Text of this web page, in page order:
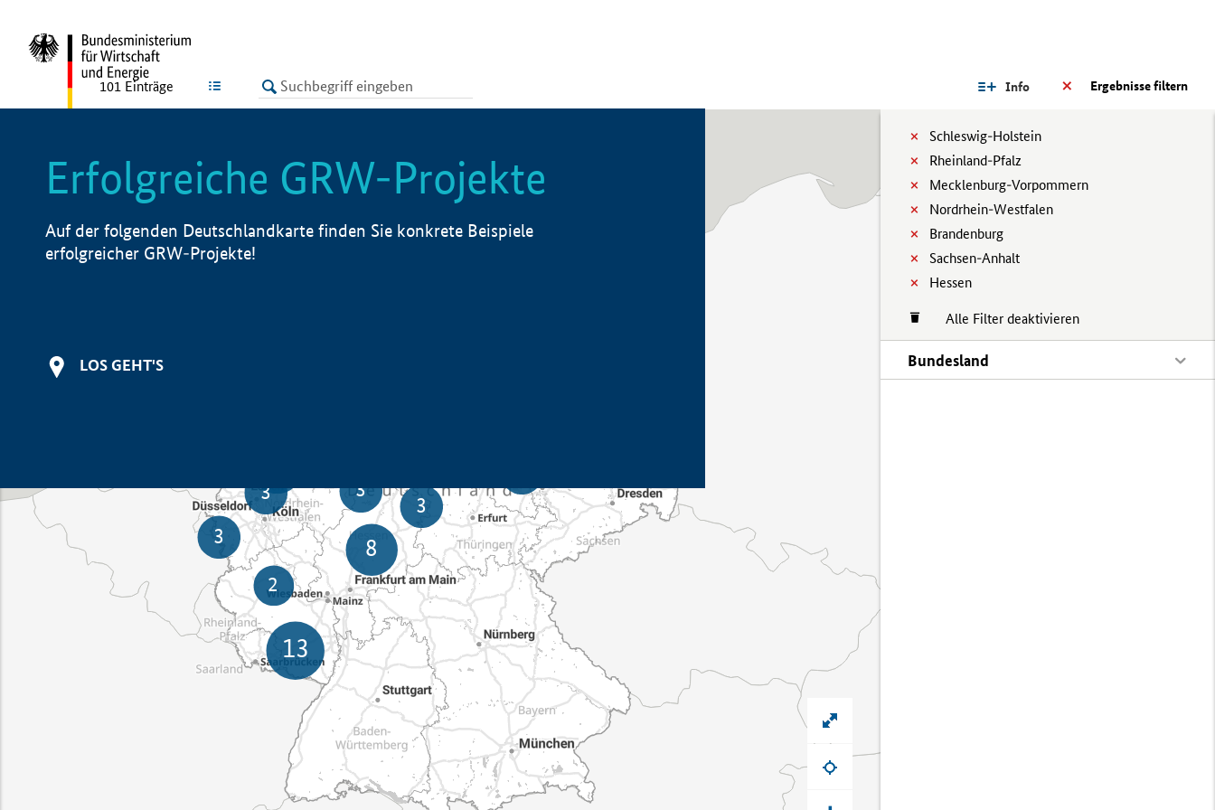
LISTE Ergebnisse filtern
Info
Schleswig-Holstein
Rheinland-Pfalz
Mecklenburg-Vorpommern
Nordrhein-Westfalen
Brandenburg
Sachsen-Anhalt
Hessen
Alle Filter deaktivieren
Bundesland
101 Einträge
Erfolgreiche GRW-Projekte
Auf der folgenden Deutschlandkarte finden Sie konkrete Beispiele
erfolgreicher GRW-Projekte!
LOS GEHT'S